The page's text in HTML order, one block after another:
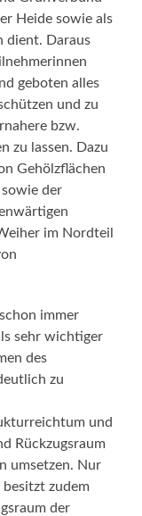
Heide sowie als
dient. Daraus
geboten alles
und zu
bzw.
zu lassen. Dazu
Gehölzflächen
der
im Nordteil
immer
sehr wichtiger
des
zu
und
Rückzugsraum
umsetzen. Nur
zudem
der